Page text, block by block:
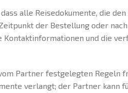
alle Reisedokumente, die
der Bestellung oder
Kontaktinformationen und die
Partner festgelegten
verlangt; der Partner kann